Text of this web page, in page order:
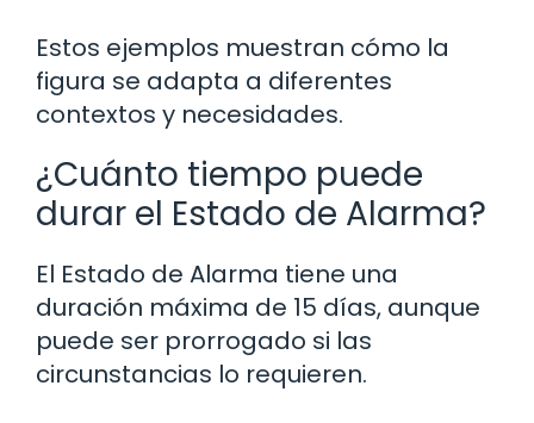
Estos ejemplos muestran cómo la
figura se adapta a diferentes
contextos y necesidades.
¿Cuánto tiempo puede
durar el Estado de Alarma?
El Estado de Alarma tiene una
duración máxima de 15 días, aunque
puede ser prorrogado si las
circunstancias lo requieren.